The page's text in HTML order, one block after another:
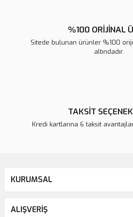
%100 ORİJİNAL
Sitede bulunan ürünler %100
altındadır.
TAKSİT
Kredi kartlarına 6 taksit
KURUMSAL
ALIŞVERİŞ